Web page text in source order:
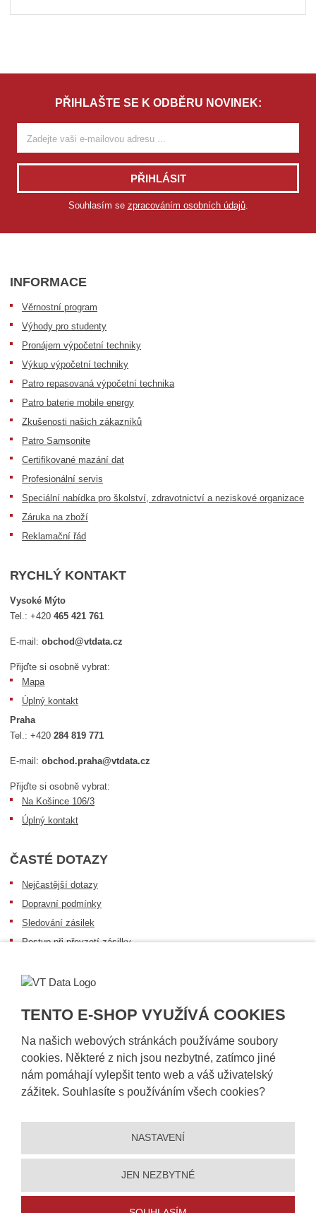
TENTO E-SHOP VYUŽÍVÁ COOKIES
Na našich webových stránkách používáme soubory
cookies. Některé z nich jsou nezbytné, zatímco jiné
nám pomáhají vylepšit tento web a váš uživatelský
zážitek. Souhlasíte s používáním všech cookies?
NASTAVENÍ
JEN NEZBYTNÉ
PŘIHLAŠTE SE K ODBĚRU NOVINEK:
PŘIHLÁSIT
Souhlasím se zpracováním osobních údajů.
INFORMACE
Věrnostní program
Výhody pro studenty
Pronájem výpočetní techniky
Výkup výpočetní techniky
Patro repasovaná výpočetní technika
Patro baterie mobile energy
Zkušenosti našich zákazníků
Patro Samsonite
Certifikované mazání dat
Profesionální servis
Speciální nabídka pro školství, zdravotnictví a neziskové organizace
Záruka na zboží
Reklamační řád
RYCHLÝ KONTAKT
Vysoké Mýto
Tel.:+420465 421 761
E-mail:obchod@vtdata.cz
Přijďte si osobně vybrat:
Mapa
Úplný kontakt
Praha
Tel.:+420284 819 771
E-mail:obchod.praha@vtdata.cz
Přijďte si osobně vybrat:
Na Košince 106/3
Úplný kontakt
ČASTÉ DOTAZY
Nejčastější dotazy
Dopravní podmínky
Sledování zásilek
Postup při převzetí zásilky
Obecné informace
Prohlášení o přístupnosti |Ochrana osobních údajů |Mapa stránek ||